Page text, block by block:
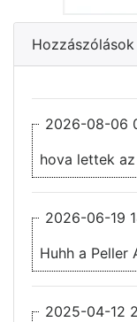
Hozzászólások
2026-08-06
hova lettek
2026-06-19
Huhh a
2025-04-12